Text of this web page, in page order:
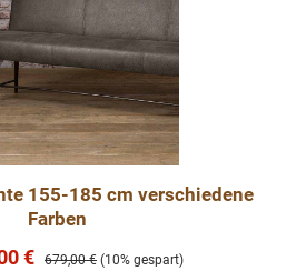
155-185 cm verschiedene
Farben
€ Regulärer Preis:
679,00 € (10% gespart)